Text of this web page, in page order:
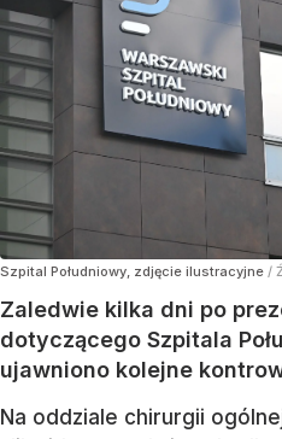
Szpital Południowy, zdjęcie ilustracyjne /
Zaledwie kilka dni po
dotyczącego Szpitala
ujawniono kolejne
Na oddziale chirurgii